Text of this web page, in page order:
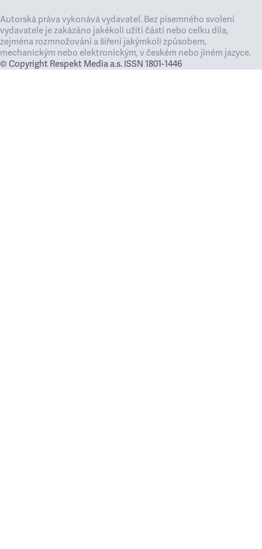
Autorská práva vykonává vydavatel. Bez písemného svolení
vydavatele je zakázáno jakékoli užití částí nebo celku díla,
zejména rozmnožování a šíření jakýmkoli způsobem,
mechanickým nebo elektronickým, v českém nebo jiném jazyce.
© Copyright Respekt Media a.s. ISSN 1801-1446